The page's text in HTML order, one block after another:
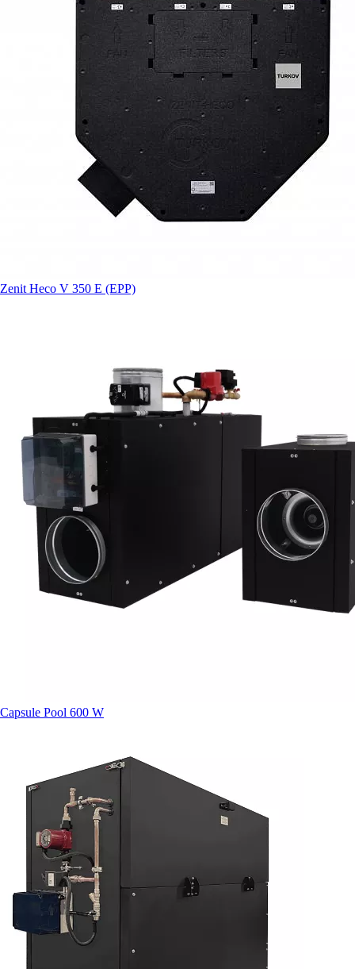
Zenit Heco V 350 E (EPP)
Capsule Pool 600 W